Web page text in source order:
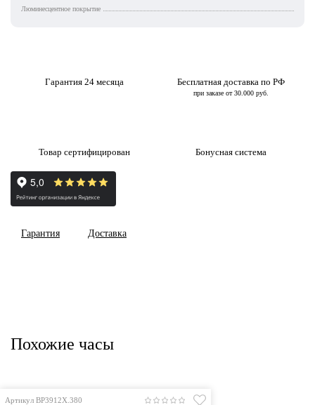
Люминесцентное покрытие
Гарантия 24 месяца Бесплатная доставка по РФ
при заказе от 30.000 руб.
Товар сертифицирован Бонусная система
Гарантия Доставка
Похожие часы
Артикул BP3912X.380